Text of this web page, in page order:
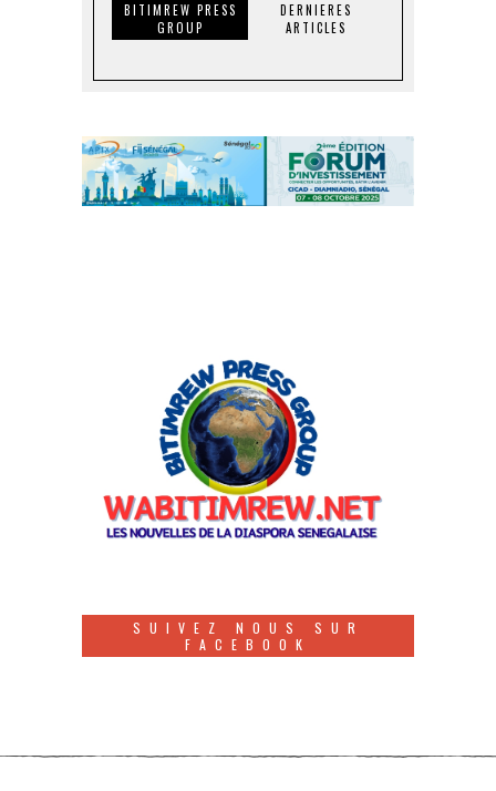
BITIMREW PRESS
GROUP
DERNIERES
ARTICLES
SUIVEZ NOUS SUR
FACEBOOK